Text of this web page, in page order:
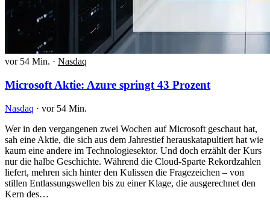
vor 54 Min. · Nasdaq
Microsoft Aktie: Azure springt 43 Prozent
Nasdaq · vor 54 Min.
Wer in den vergangenen zwei Wochen auf Microsoft geschaut hat,
sah eine Aktie, die sich aus dem Jahrestief herauskatapultiert hat wie
kaum eine andere im Technologiesektor. Und doch erzählt der Kurs
nur die halbe Geschichte. Während die Cloud-Sparte Rekordzahlen
liefert, mehren sich hinter den Kulissen die Fragezeichen – von
stillen Entlassungswellen bis zu einer Klage, die ausgerechnet den
Kern des…